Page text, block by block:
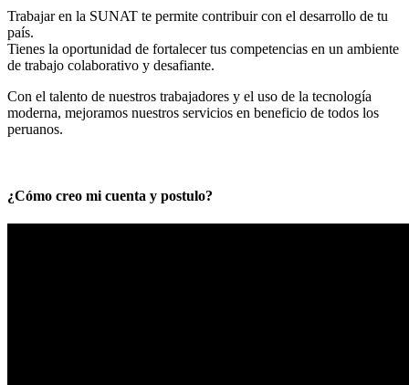
Trabajar en la SUNAT te permite contribuir con el desarrollo de tu
país.
Tienes la oportunidad de fortalecer tus competencias en un ambiente
de trabajo colaborativo y desafiante.
Con el talento de nuestros trabajadores y el uso de la tecnología
moderna, mejoramos nuestros servicios en beneficio de todos los
peruanos.
¿Cómo creo mi cuenta y postulo?